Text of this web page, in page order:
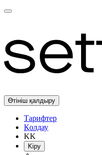
Өтініш қалдыру
Tарифтер
Қолдау
KK
Kіру